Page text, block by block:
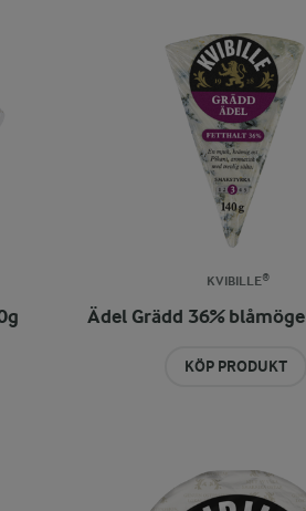
KVIBILLE®
Ädel Grädd 36%
KÖP PRODUKT